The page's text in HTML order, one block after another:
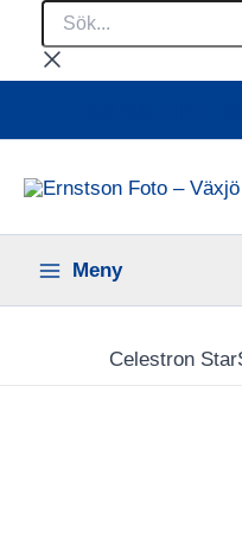
innehåll
Sök...
Meny
Celestron